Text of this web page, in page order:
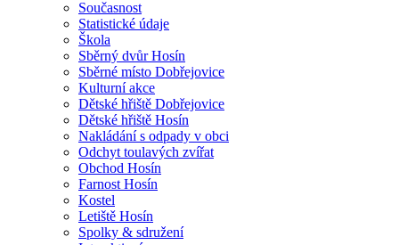
Současnost
Statistické údaje
Škola
Sběrný dvůr Hosín
Sběrné místo Dobřejovice
Kulturní akce
Dětské hřiště Dobřejovice
Dětské hřiště Hosín
Nakládání s odpady v obci
Odchyt toulavých zvířat
Obchod Hosín
Farnost Hosín
Kostel
Letiště Hosín
Spolky & sdružení